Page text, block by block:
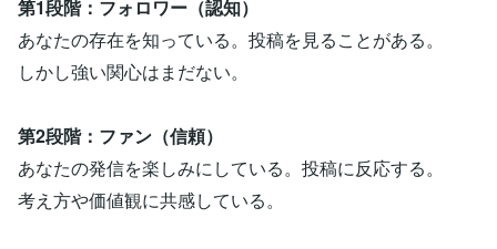
第1段階：フォロワー（認知）
あなたの存在を知っている。投稿を見ることがある。
しかし強い関心はまだない。
第2段階：ファン（信頼）
あなたの発信を楽しみにしている。投稿に反応する。
考え方や価値観に共感している。